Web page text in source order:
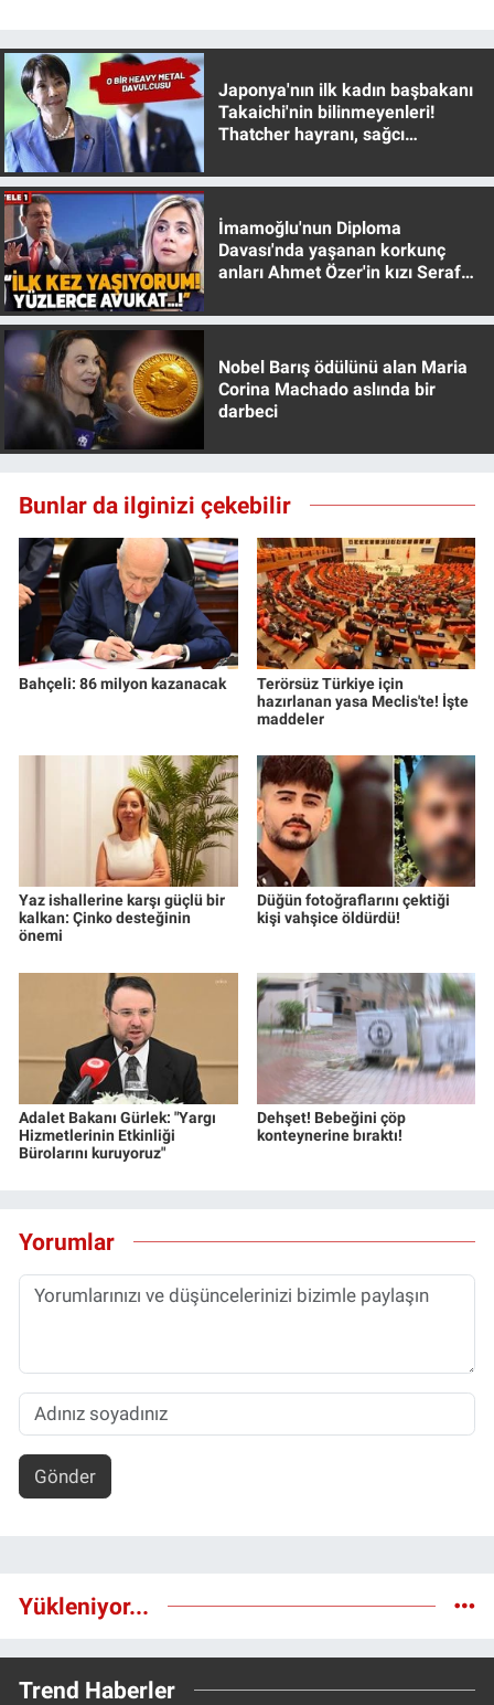
Japonya'nın ilk kadın başbakanı
Takaichi'nin bilinmeyenleri!
Thatcher hayranı, sağcı
İmamoğlu'nun Diploma
Davası'nda yaşanan korkunç
anları Ahmet Özer'in kızı Seraf
Nobel Barış ödülünü alan Maria
Corina Machado aslında bir
darbeci
Bunlar da ilginizi çekebilir
Bahçeli: 86 milyon kazanacak
Terörsüz Türkiye için
hazırlanan yasa Meclis'te! İşte
maddeler
Yaz ishallerine karşı güçlü bir
kalkan: Çinko desteğinin
önemi
Düğün fotoğraflarını çektiği
kişi vahşice öldürdü!
Adalet Bakanı Gürlek: "Yargı
Hizmetlerinin Etkinliği
Bürolarını kuruyoruz"
Dehşet! Bebeğini çöp
konteynerine bıraktı!
Yorumlar
Gönder
Yükleniyor...
Trend Haberler